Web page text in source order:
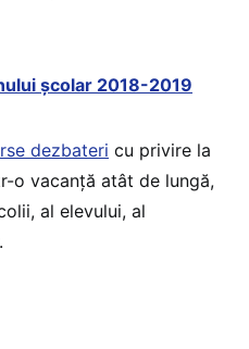
școlar 2018-2019
dezbateri cu privire la
o vacanță atât de lungă,
al elevului, al